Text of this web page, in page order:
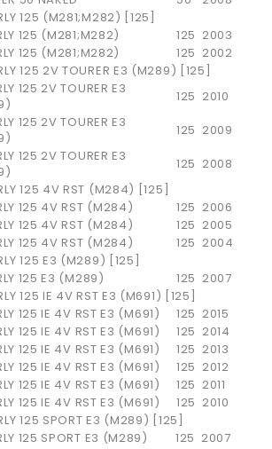
125 (M281;M282) [125]
125 (M281;M282) 125 2003
125 (M281;M282) 125 2002
125 2V TOURER E3 (M289) [125]
125 2V TOURER E3
125 2010
125 2V TOURER E3
125 2009
125 2V TOURER E3
125 2008
125 4V RST (M284) [125]
125 4V RST (M284) 125 2006
125 4V RST (M284) 125 2005
125 4V RST (M284) 125 2004
125 E3 (M289) [125]
125 E3 (M289) 125 2007
125 IE 4V RST E3 (M691) [125]
125 IE 4V RST E3 (M691) 125 2015
125 IE 4V RST E3 (M691) 125 2014
125 IE 4V RST E3 (M691) 125 2013
125 IE 4V RST E3 (M691) 125 2012
125 IE 4V RST E3 (M691) 125 2011
125 IE 4V RST E3 (M691) 125 2010
125 SPORT E3 (M289) [125]
125 SPORT E3 (M289) 125 2007